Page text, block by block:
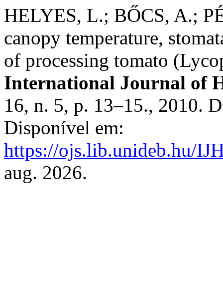
HELYES, L.; BŐCS, A.;
canopy temperature,
of processing tomato
International Journal of
16, n. 5, p. 13–15., 2010.
Disponível em:
https://ojs.lib.unideb.hu/
aug. 2026.